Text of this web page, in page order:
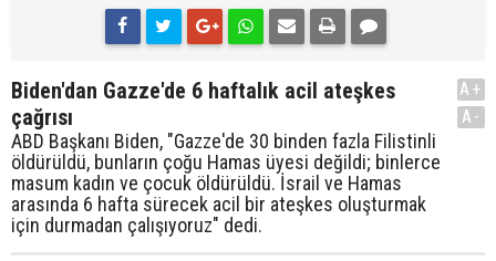
Biden'dan Gazze'de 6 haftalık acil ateşkes
çağrısı
ABD Başkanı Biden, "Gazze'de 30 binden fazla Filistinli
öldürüldü, bunların çoğu Hamas üyesi değildi; binlerce
masum kadın ve çocuk öldürüldü. İsrail ve Hamas
arasında 6 hafta sürecek acil bir ateşkes oluşturmak
için durmadan çalışıyoruz" dedi.
A+
A-